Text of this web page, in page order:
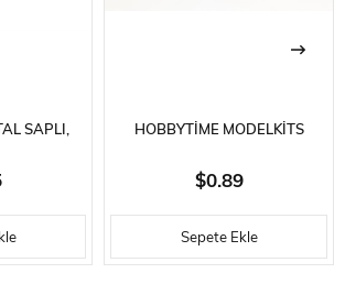
SAPLI,
MAKET
UÇ İLE
HOBBYTIME MODELKITS
HT764 ZIMPARA ÇUBUĞU
-320/800 GRID- 180 X 30 X 4
MM.
$0.89
Sepete Ekle